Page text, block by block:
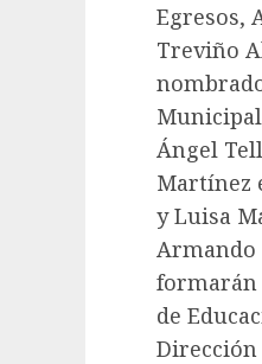
Egresos,
Treviño
Ángel
Martínez
y Luisa
Armando
formarán
de
Dirección